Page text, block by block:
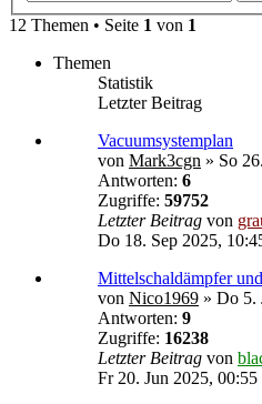
12 Themen • Seite 1 von 1
Themen
Statistik
Letzter Beitrag
Vacuumsystemplan
von Mark3cgn » So
Antworten: 6
Zugriffe: 59752
Letzter Beitrag von
Do 18. Sep 2025,
Mittelschaldämpfer
von Nico1969 » Do 5.
Antworten: 9
Zugriffe: 16238
Letzter Beitrag von
Fr 20. Jun 2025, 00:55